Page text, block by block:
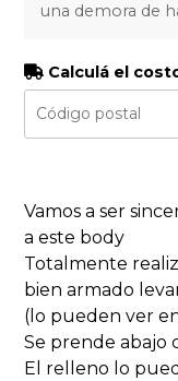
una demora de
Calculá el
Vamos a ser
a este body
Totalmente
bien armado
(lo pueden ver
Se prende abajo
El relleno lo